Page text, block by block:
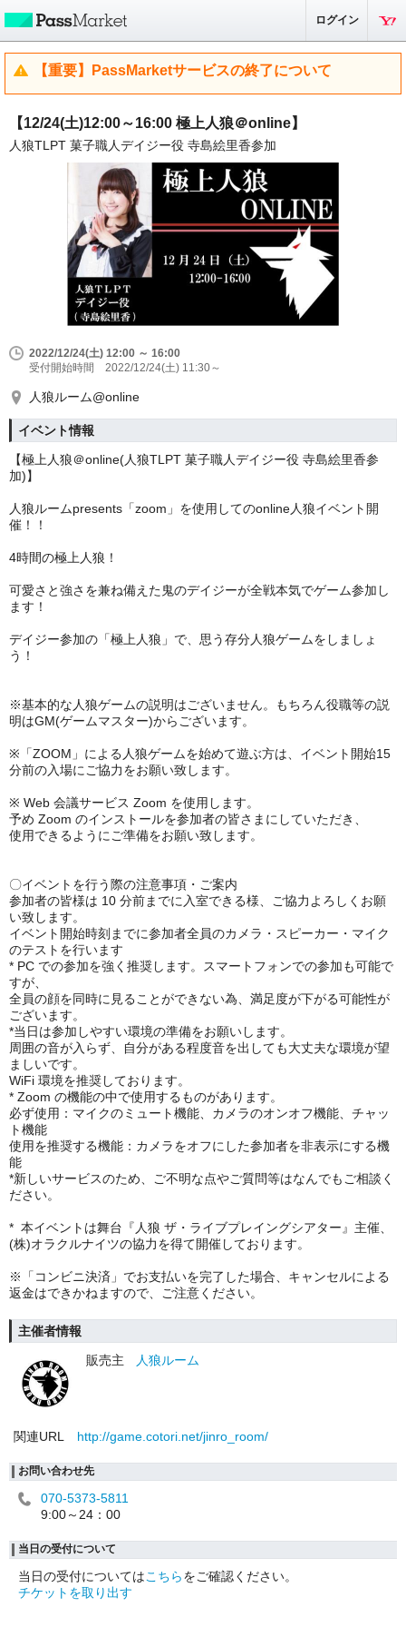
ログイン
【重要】PassMarketサービスの終了について
【12/24(土)12:00～16:00 極上人狼＠online】
人狼TLPT 菓子職人デイジー役 寺島絵里香参加
2022/12/24(土) 12:00 ～ 16:00
受付開始時間 2022/12/24(土) 11:30～
人狼ルーム@online
イベント情報
【極上人狼＠online(人狼TLPT 菓子職人デイジー役 寺島絵里香参
加)】
人狼ルームpresents「zoom」を使用してのonline人狼イベント開
催！！
4時間の極上人狼！
可愛さと強さを兼ね備えた鬼のデイジーが全戦本気でゲーム参加し
ます！
デイジー参加の「極上人狼」で、思う存分人狼ゲームをしましょ
う！
※基本的な人狼ゲームの説明はございません。もちろん役職等の説
明はGM(ゲームマスター)からございます。
※「ZOOM」による人狼ゲームを始めて遊ぶ方は、イベント開始15
分前の入場にご協力をお願い致します。
※ Web 会議サービス Zoom を使用します。
予め Zoom のインストールを参加者の皆さまにしていただき、
使用できるようにご準備をお願い致します。
〇イベントを行う際の注意事項・ご案内
参加者の皆様は 10 分前までに入室できる様、ご協力よろしくお願
い致します。
イベント開始時刻までに参加者全員のカメラ・スピーカー・マイク
のテストを行います
* PC での参加を強く推奨します。スマートフォンでの参加も可能で
すが、
全員の顔を同時に見ることができない為、満足度が下がる可能性が
ございます。
*当日は参加しやすい環境の準備をお願いします。
周囲の音が入らず、自分がある程度音を出しても大丈夫な環境が望
ましいです。
WiFi 環境を推奨しております。
* Zoom の機能の中で使用するものがあります。
必ず使用：マイクのミュート機能、カメラのオンオフ機能、チャッ
ト機能
使用を推奨する機能：カメラをオフにした参加者を非表示にする機
能
*新しいサービスのため、ご不明な点やご質問等はなんでもご相談く
ださい。
* 本イベントは舞台『人狼 ザ・ライブプレイングシアター』主催、
(株)オラクルナイツの協力を得て開催しております。
※「コンビニ決済」でお支払いを完了した場合、キャンセルによる
返金はできかねますので、ご注意ください。
主催者情報
販売主
人狼ルーム
関連URL http://game.cotori.net/jinro_room/
お問い合わせ先
070-5373-5811
9:00～24：00
当日の受付について
当日の受付についてはこちらをご確認ください。
チケットを取り出す